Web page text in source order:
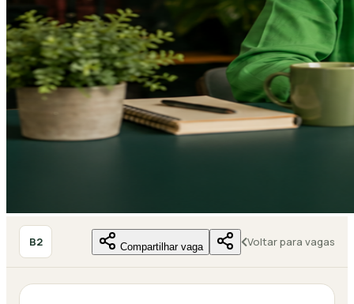
B2 Compartilhar vaga Voltar para vagas